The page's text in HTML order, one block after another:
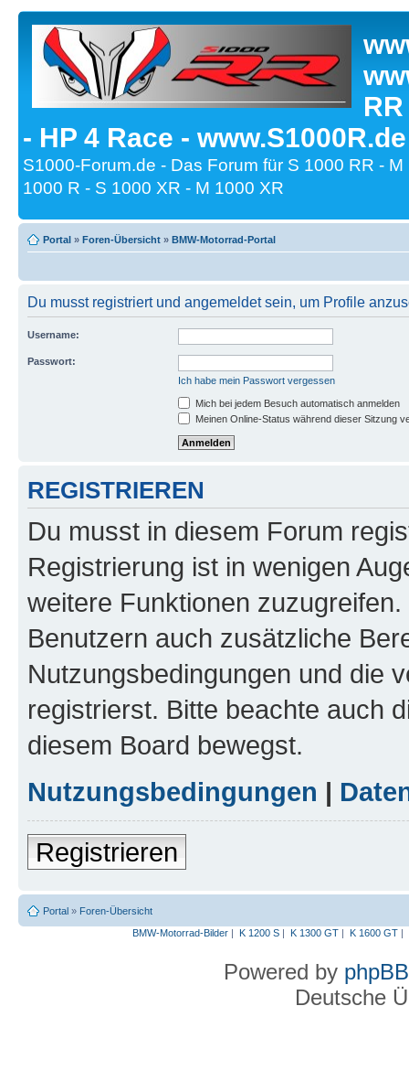
- HP 4 Race -
S1000-Forum.de - Das Forum für S 1000 RR -
1000 R - S 1000 XR - M 1000 XR
Portal » Foren-Übersicht » BMW-Motorrad-Portal
Du musst registriert und angemeldet sein, um Profile
Username:
Passwort:
Ich habe mein Passwort vergessen
Mich bei jedem Besuch automatisch anmelden
Meinen Online-Status während dieser Sitzung
REGISTRIEREN
Du musst in diesem Forum
Registrierung ist in wenigen
weitere Funktionen
Benutzern auch zusätzliche
Nutzungsbedingungen und die
registrierst. Bitte beachte auch
diesem Board bewegst.
Nutzungsbedingungen |
Registrieren
Portal » Foren-Übersicht
BMW-Motorrad-Bilder| K 1200 S| K 1300 GT| K 1600 GT|
Powered by phpBB
Deutsche